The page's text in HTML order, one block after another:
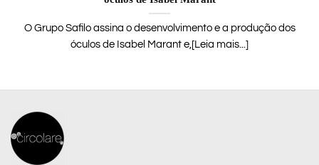
O Grupo Safilo assina o desenvolvimento e a produção dos
óculos de Isabel Marant e,[Leia mais...]